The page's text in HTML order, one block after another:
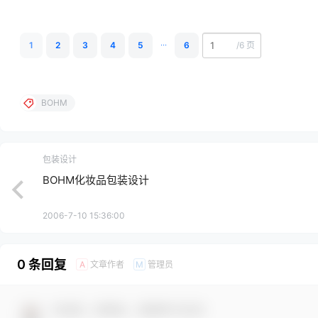
1 2 3 4 5 ... 6 /6 页
BOHM
包装设计
BOHM化妆品包装设计
2006-7-10 15:36:00
0 条回复 A 文章作者 M 管理员